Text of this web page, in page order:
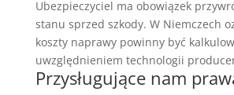
Ubezpieczyciel ma obowiązek
stanu sprzed szkody. W Niemczech
koszty naprawy powinny być
uwzględnieniem technologii
Przysługujące nam